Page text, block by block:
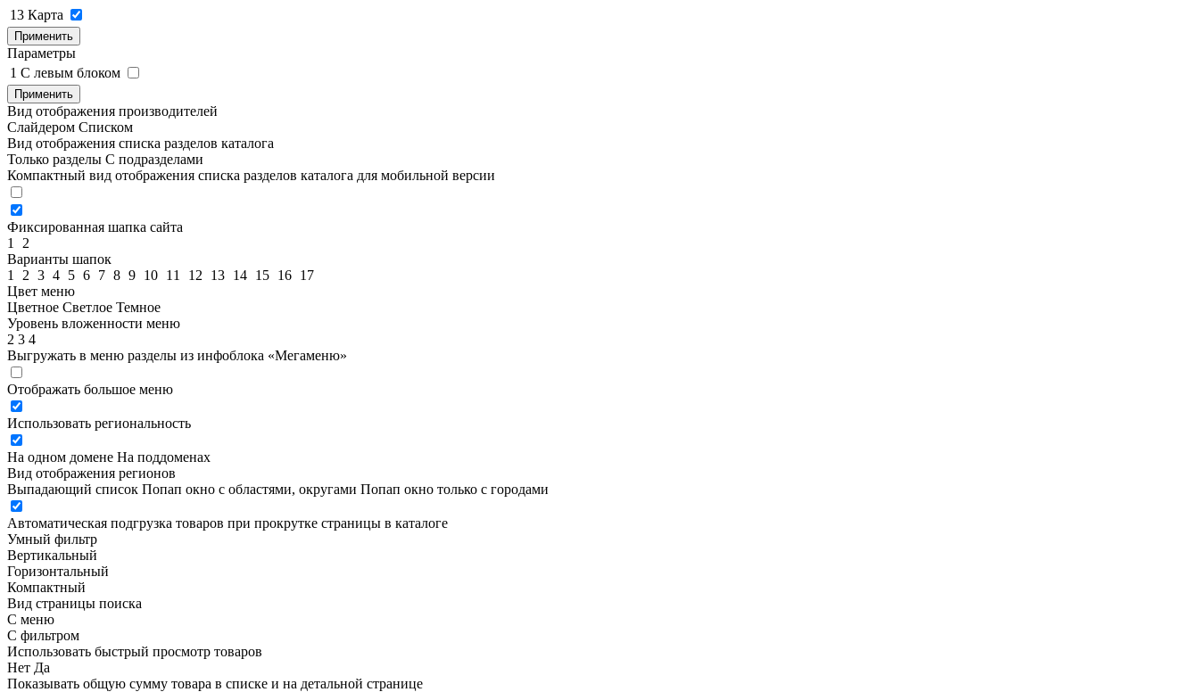
13 Карта
Применить
Параметры
1 C левым блоком
Применить
Вид отображения производителей
Слайдером Списком
Вид отображения списка разделов каталога
Только разделы С подразделами
Компактный вид отображения списка разделов каталога для мобильной версии
Фиксированная шапка сайта
1
2
Варианты шапок
1
2 3 4 5 6 7 8 9 10 11 12 13 14 15 16 17
Цвет меню
Цветное Светлое Темное
Уровень вложенности меню
2 3 4
Выгружать в меню разделы из инфоблока «Мегаменю»
Отображать большое меню
Использовать региональность
На одном домене На поддоменах
Вид отображения регионов
Выпадающий список Попап окно c областями, округами Попап окно только с городами
Автоматическая подгрузка товаров при прокрутке страницы в каталоге
Умный фильтр
Вертикальный
Горизонтальный
Компактный
Вид страницы поиска
С меню
С фильтром
Использовать быстрый просмотр товаров
Нет Да
Показывать общую сумму товара в списке и на детальной странице